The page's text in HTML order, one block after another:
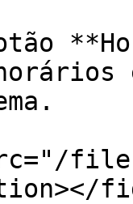
files/